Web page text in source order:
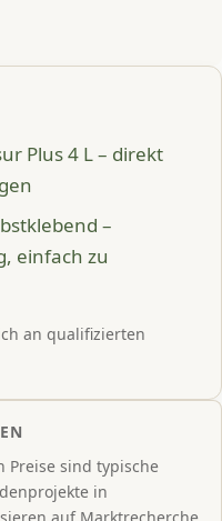
Plus 4 L – direkt
–
einfach zu
an qualifizierten
Preise sind typische
in
auf Marktrecherche